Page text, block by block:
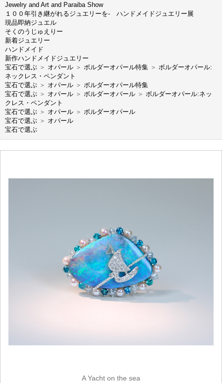
Jewelry and Art and Paraiba Show
１００年引き継がれるジュエリーを- ハンドメイドジュエリー展
現品即納ジュエル
そくのうじゅえりー
新着ジュエリー
ハンドメイド
新作ハンドメイドジュエリー
宝石で選ぶ ＞ オパール ＞ ボルダーオパール特集 ＞ ボルダーオパール:
ネックレス・ペンダント
宝石で選ぶ ＞ オパール ＞ ボルダーオパール特集
宝石で選ぶ ＞ オパール ＞ ボルダーオパール ＞ ボルダーオパール:ネッ
クレス・ペンダント
宝石で選ぶ ＞ オパール ＞ ボルダーオパール
宝石で選ぶ ＞ オパール
宝石で選ぶ
A Yacht on the sea